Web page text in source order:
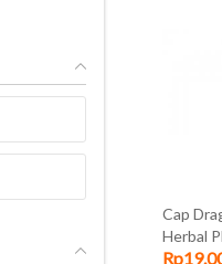
Cap
Herbal